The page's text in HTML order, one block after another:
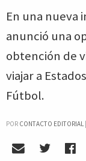
En una nueva
anunció una
obtención de
viajar a
Fútbol.
POR CONTACTO EDITORIAL|